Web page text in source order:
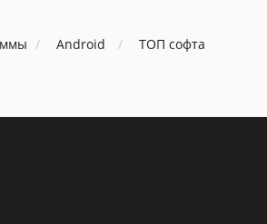
Android ТОП софта